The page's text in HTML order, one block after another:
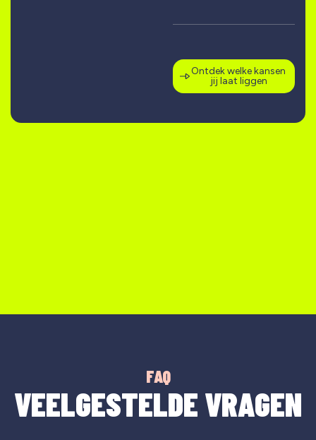
Ontdek welke kansen
jij laat liggen
FAQ
VEELGESTELDE VRAGEN